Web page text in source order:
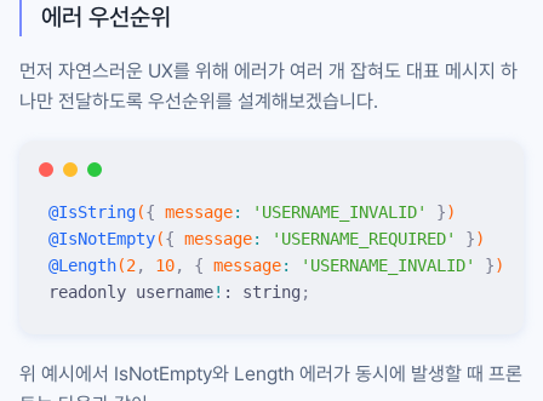
에러 우선순위
먼저 자연스러운 UX를 위해 에러가 여러 개 잡혀도 대표 메시지 하
나만 전달하도록 우선순위를 설계해보겠습니다.
@IsString({ message: ' USERNAME_INVALID' })
@IsNotEmpty({ message: ' USERNAME_REQUIRED' })
@Length(2 , 10, { message: ' USERNAME_INVALID' })
readonly username! : string ;
위 예시에서 IsNotEmpty와 Length 에러가 동시에 발생할 때 프론